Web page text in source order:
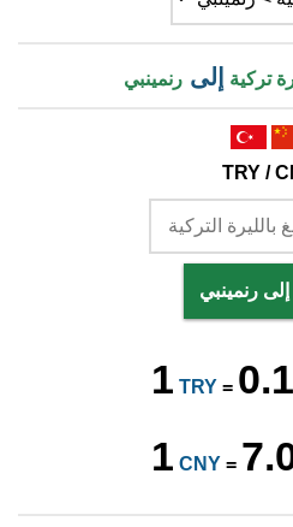
تركية إلى رنمينبي
TRY /
رنمينبي
1 TRY =
1 CNY =